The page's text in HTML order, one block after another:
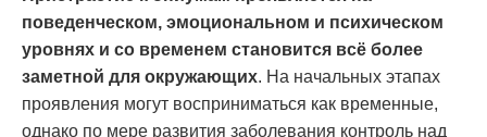
поведенческом, эмоциональном и психическом
уровнях и со временем становится всё более
заметной для окружающих. На начальных этапах
проявления могут восприниматься как временные,
однако по мере развития заболевания контроль над